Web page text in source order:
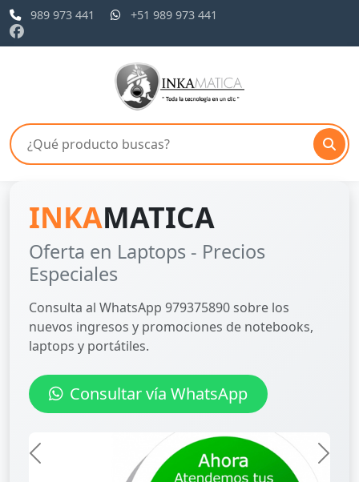
989 973 441 +51 989 973 441
Laptops - Precios
979375890 sobre los
y promociones de notebooks,
vía WhatsApp
Gama de
todos.
Anterior